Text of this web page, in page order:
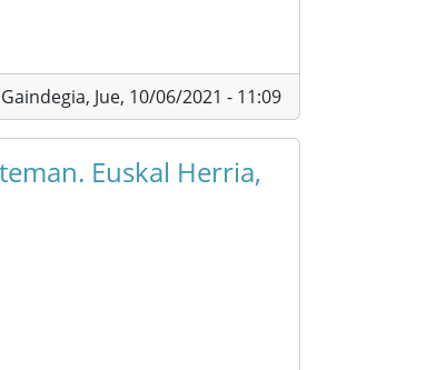
Gaindegia, Jue, 10/06/2021 - 11:09
Euskal Herria,